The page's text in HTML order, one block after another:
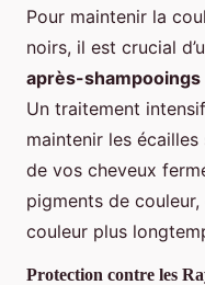
Pour maintenir la
noirs, il est crucial
après-
Un traitement
maintenir les
de vos cheveux
pigments de
couleur plus
Protection contre les